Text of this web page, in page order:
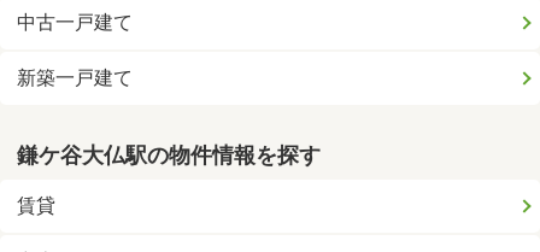
中古一戸建て
新築一戸建て
鎌ケ谷大仏駅の物件情報を探す
賃貸